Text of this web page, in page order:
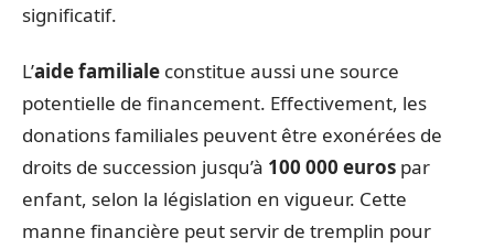
significatif.
L’aide familiale constitue aussi une source
potentielle de financement. Effectivement, les
donations familiales peuvent être exonérées de
droits de succession jusqu’à 100 000 euros par
enfant, selon la législation en vigueur. Cette
manne financière peut servir de tremplin pour